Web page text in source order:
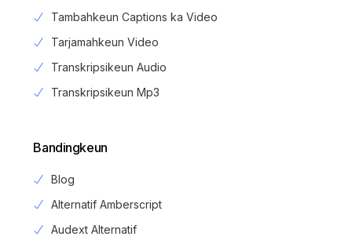
Tambahkeun Captions ka Video
Tarjamahkeun Video
Transkripsikeun Audio
Transkripsikeun Mp3
Bandingkeun
Blog
Alternatif Amberscript
Audext Alternatif